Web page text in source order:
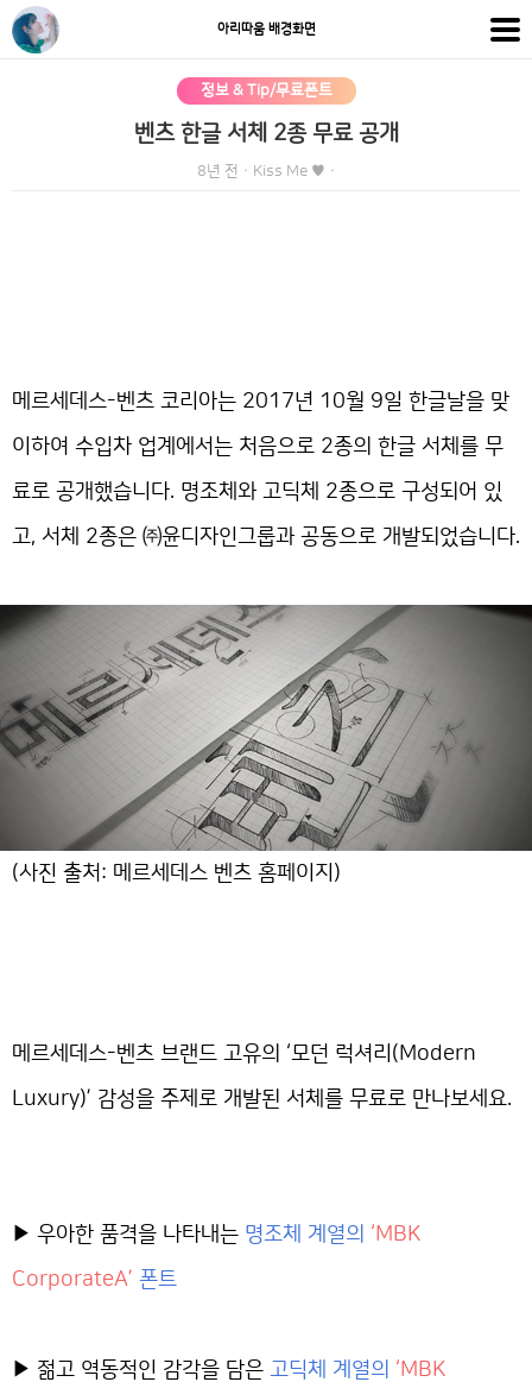
아리따움 배경화면
정보 & Tip/무료폰트
벤츠 한글 서체 2종 무료 공개
8년 전 · Kiss Me ♥ ·
메르세데스-벤츠 코리아는 2017년 10월 9일 한글날을 맞
이하여 수입차 업계에서는 처음으로 2종의 한글 서체를 무
료로 공개했습니다. 명조체와 고딕체 2종으로 구성되어 있
고, 서체 2종은 ㈜윤디자인그룹과 공동으로 개발되었습니다.
(사진 출처: 메르세데스 벤츠 홈페이지)
메르세데스-벤츠 브랜드 고유의 ‘모던 럭셔리(Modern
Luxury)’ 감성을 주제로 개발된 서체를 무료로 만나보세요.
▶ 우아한 품격을 나타내는 명조체 계열의 ‘ MBK
CorporateA’ 폰트
▶ 젊고 역동적인 감각을 담은 고딕체 계열의 ‘MBK